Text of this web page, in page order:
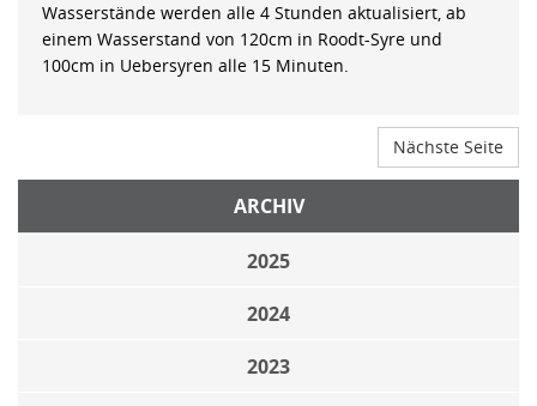
Wasserstände werden alle 4 Stunden aktualisiert, ab
einem Wasserstand von 120cm in Roodt-Syre und
100cm in Uebersyren alle 15 Minuten.
Nächste Seite
ARCHIV
2025
2024
2023